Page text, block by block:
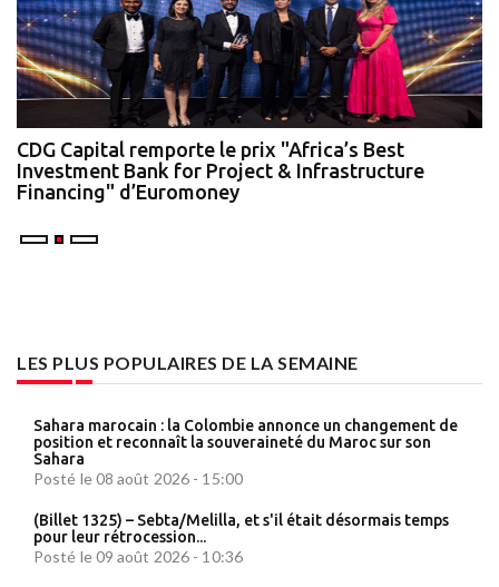
CDG Capital remporte le prix "Africa’s Best
Investment Bank for Project & Infrastructure
Financing" d’Euromoney
LES PLUS POPULAIRES DE LA SEMAINE
Sahara marocain : la Colombie annonce un changement de
position et reconnaît la souveraineté du Maroc sur son
Sahara
Posté le 08 août 2026 - 15:00
(Billet 1325) – Sebta/Melilla, et s'il était désormais temps
pour leur rétrocession...
Posté le 09 août 2026 - 10:36